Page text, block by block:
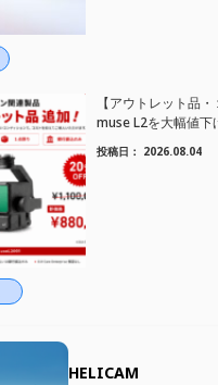
【アウトレット品
muse L2を大幅値下
HELICAM STORE
投稿日： 2026.08.04
HELICAM